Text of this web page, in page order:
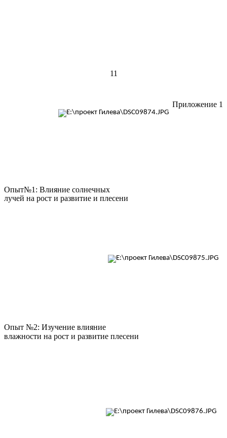
11
Приложение 1
Опыт№1: Влияние солнечных
лучей на рост и развитие и плесени
Опыт №2: Изучение влияние
влажности на рост и развитие плесени